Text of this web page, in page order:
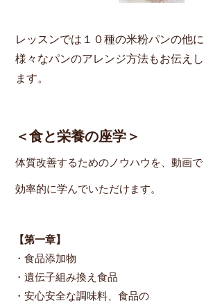
レッスンでは１０種の米粉パンの他に
様々なパンのアレンジ方法もお伝えし
ます。
＜食と栄養の座学＞
体質改善するためのノウハウを、動画で
効率的に学んでいただけます。
【第一章​】
・食品添加物
・遺伝子組み換え食品
・安心安全な調味料、食品の